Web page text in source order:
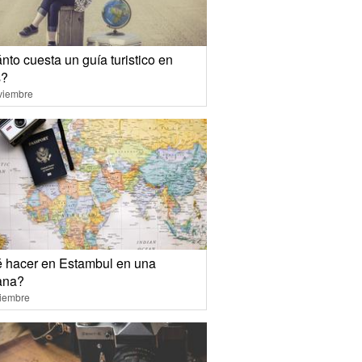
cuesta un guía turistico en
hacer en Estambul en una